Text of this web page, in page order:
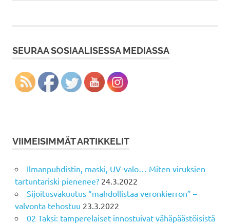
SEURAA SOSIAALISESSA MEDIASSA
VIIMEISIMMÄT ARTIKKELIT
Ilmanpuhdistin, maski, UV-valo… Miten viruksien
tartuntariski pienenee? 24.3.2022
Sijoitusvakuutus “mahdollistaa veronkierron” –
valvonta tehostuu 23.3.2022
02 Taksi: tamperelaiset innostuivat vähäpäästöisistä